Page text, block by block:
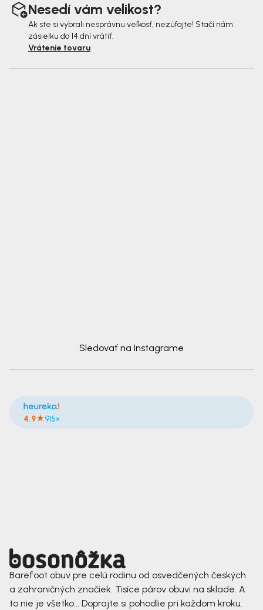
Nesedí vám velikost?
Ak ste si vybrali nesprávnu veľkosť, nezúfajte! Stačí nám
zásielku do 14 dní vrátiť.
Vrátenie tovaru
Sledovať na Instagrame
4.9 915×
Barefoot obuv pre celú rodinu od osvedčených českých
a zahraničných značiek. Tisíce párov obuvi na sklade. A
to nie je všetko... Doprajte si pohodlie pri každom kroku.